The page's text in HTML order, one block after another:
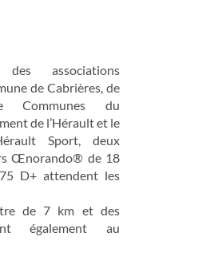
associations
de Cabrières, de
Communes du
de l’Hérault et le
Sport, deux
Œnorando® de 18
D+ attendent les
de 7 km et des
également au